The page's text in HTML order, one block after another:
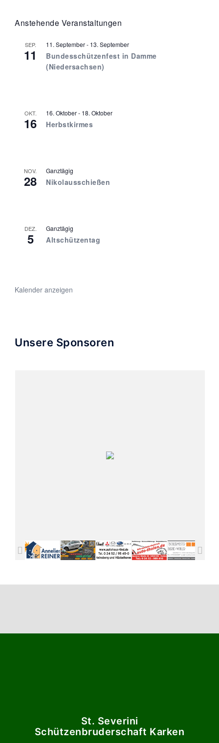
Anstehende Veranstaltungen
SEP.
11
11. September- 13. September
Bundesschützenfest in Damme
(Niedersachsen)
OKT.
16
16. Oktober- 18. Oktober
Herbstkirmes
NOV.
28
Ganztägig
Nikolausschießen
DEZ.
5
Ganztägig
Altschützentag
Kalender anzeigen
Unsere Sponsoren
St. Severini
Schützenbruderschaft Karken